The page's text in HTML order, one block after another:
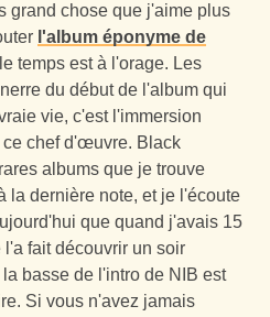
grand chose que j'aime plus
l'album éponyme de
temps est à l'orage. Les
du début de l'album qui
vie, c'est l'immersion
ce chef d'œuvre. Black
albums que je trouve
la dernière note, et je l'écoute
que quand j'avais 15
fait découvrir un soir
basse de l'intro de NIB est
Si vous n'avez jamais